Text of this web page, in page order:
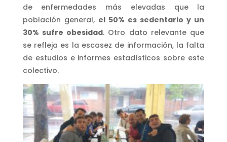
de enfermedades más elevadas que la
población general, el 50% es sedentario y un
30% sufre obesidad. Otro dato relevante que
se refleja es la escasez de información, la falta
de estudios e informes estadísticos sobre este
colectivo.